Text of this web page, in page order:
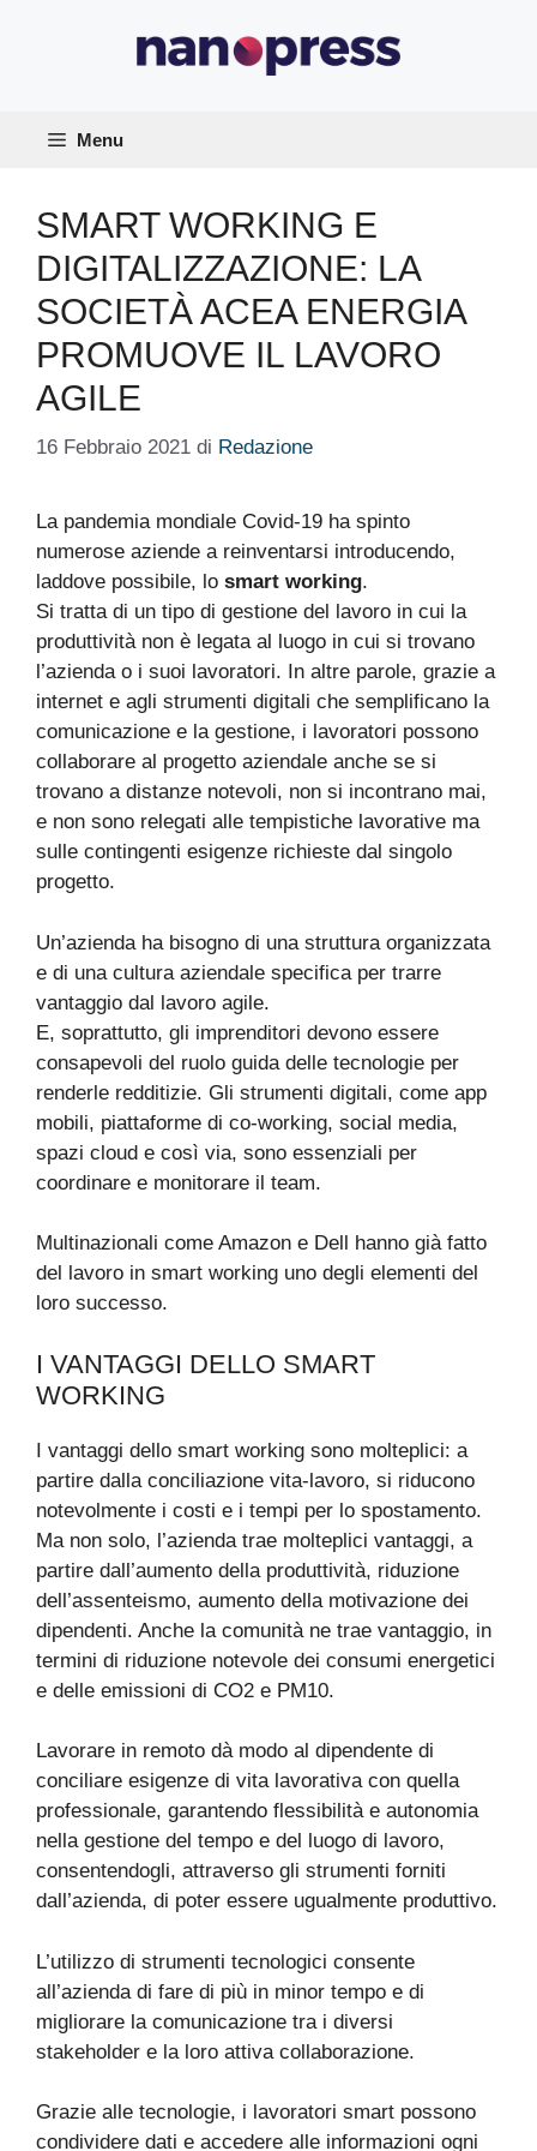
Menu
SMART WORKING E
DIGITALIZZAZIONE: LA
SOCIETÀ ACEA ENERGIA
PROMUOVE IL LAVORO
AGILE
16 Febbraio 2021 di Redazione
La pandemia mondiale Covid-19 ha spinto
numerose aziende a reinventarsi introducendo,
laddove possibile, lo smart working.
Si tratta di un tipo di gestione del lavoro in cui la
produttività non è legata al luogo in cui si trovano
l’azienda o i suoi lavoratori. In altre parole, grazie a
internet e agli strumenti digitali che semplificano la
comunicazione e la gestione, i lavoratori possono
collaborare al progetto aziendale anche se si
trovano a distanze notevoli, non si incontrano mai,
e non sono relegati alle tempistiche lavorative ma
sulle contingenti esigenze richieste dal singolo
progetto.
Un’azienda ha bisogno di una struttura organizzata
e di una cultura aziendale specifica per trarre
vantaggio dal lavoro agile.
E, soprattutto, gli imprenditori devono essere
consapevoli del ruolo guida delle tecnologie per
renderle redditizie. Gli strumenti digitali, come app
mobili, piattaforme di co-working, social media,
spazi cloud e così via, sono essenziali per
coordinare e monitorare il team.
Multinazionali come Amazon e Dell hanno già fatto
del lavoro in smart working uno degli elementi del
loro successo.
I VANTAGGI DELLO SMART
WORKING
I vantaggi dello smart working sono molteplici: a
partire dalla conciliazione vita-lavoro, si riducono
notevolmente i costi e i tempi per lo spostamento.
Ma non solo, l’azienda trae molteplici vantaggi, a
partire dall’aumento della produttività, riduzione
dell’assenteismo, aumento della motivazione dei
dipendenti. Anche la comunità ne trae vantaggio, in
termini di riduzione notevole dei consumi energetici
e delle emissioni di CO2 e PM10.
Lavorare in remoto dà modo al dipendente di
conciliare esigenze di vita lavorativa con quella
professionale, garantendo flessibilità e autonomia
nella gestione del tempo e del luogo di lavoro,
consentendogli, attraverso gli strumenti forniti
dall’azienda, di poter essere ugualmente produttivo.
L’utilizzo di strumenti tecnologici consente
all’azienda di fare di più in minor tempo e di
migliorare la comunicazione tra i diversi
stakeholder e la loro attiva collaborazione.
Grazie alle tecnologie, i lavoratori smart possono
condividere dati e accedere alle informazioni ogni